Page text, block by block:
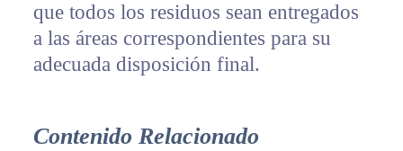
que todos los residuos sean entregados
a las áreas correspondientes para su
adecuada disposición final.
Contenido Relacionado